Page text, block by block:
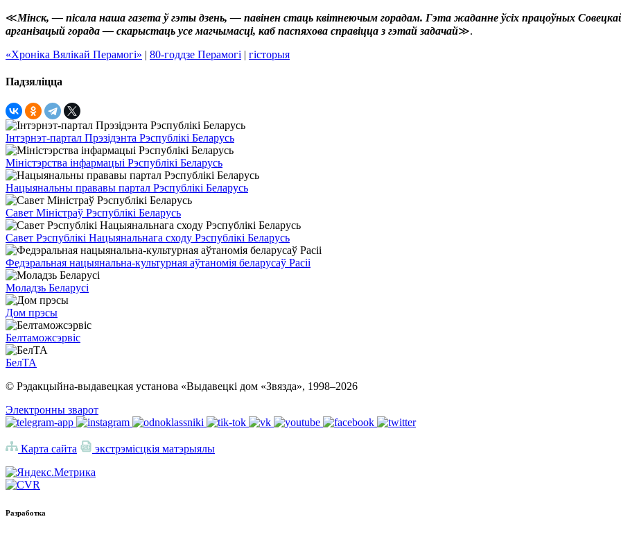
≪Мінск, — пісала наша газета ў гэты дзень, — павінен стаць квітнеючым горадам. Гэта жаданне ўсіх працоўных
арганізацый горада — скарыстаць усе магчымасці, каб паспяхова справіцца з гэтай задачай≫.
«Хроніка Вялікай Перамогі» | 80-годдзе Перамогі | гісторыя
Падзяліцца
Інтэрнэт-партал Прэзідэнта Рэспублікі Беларусь
Міністэрства інфармацыі Рэспублікі Беларусь
Нацыянальны прававы партал Рэспублікі Беларусь
Савет Міністраў Рэспублікі Беларусь
Савет Рэспублікі Нацыянальнага сходу Рэспублікі Беларусь
Федэральная нацыянальна-культурная аўтаномія беларусаў Расіі
Моладзь Беларусі
Дом прэсы
Белтаможсэрвіс
БелТА
© Рэдакцыйна-выдавецкая установа «Выдавецкі дом «Звязда», 1998–2026
Электронны зварот
Карта сайта экстрэмісцкія матэрыялы
Разработка